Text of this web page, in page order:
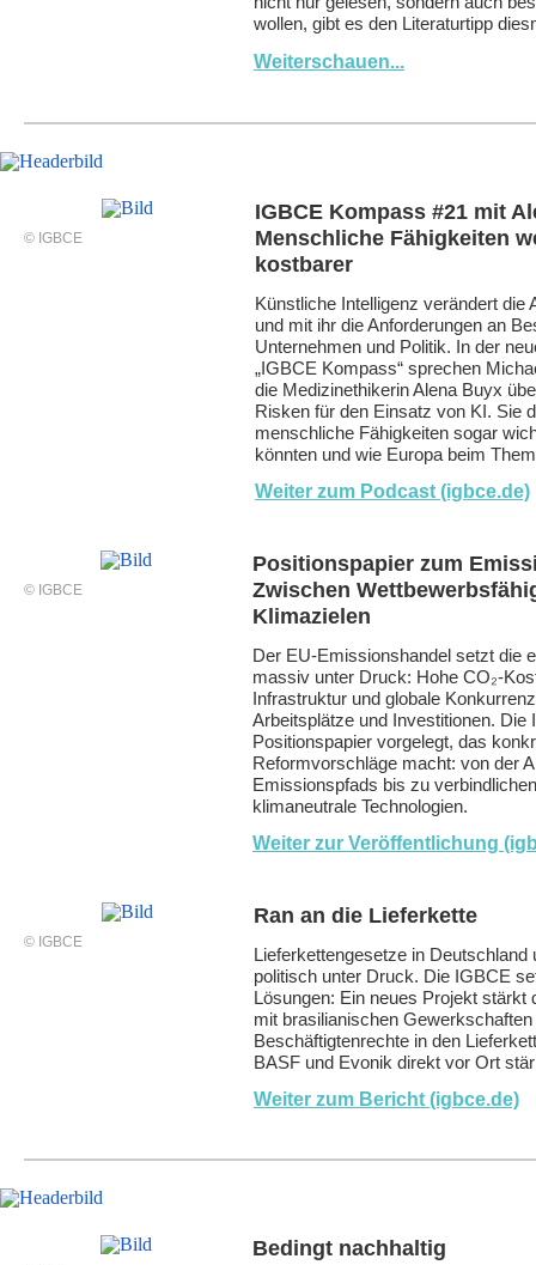
wollen, gibt es den Literaturtipp
Weiterschauen...
© IGBCE
IGBCE Kompass #21 mit
Menschliche Fähigkeiten
kostbarer
Künstliche Intelligenz verändert die
und mit ihr die Anforderungen an
Unternehmen und Politik. In der
„IGBCE Kompass“ sprechen
die Medizinethikerin Alena Buyx
Risken für den Einsatz von KI. Sie
menschliche Fähigkeiten sogar
könnten und wie Europa beim
Weiter zum Podcast (igbce.de)
© IGBCE
Positionspapier zum
Zwischen
Klimazielen
Der EU-Emissionshandel setzt die
massiv unter Druck: Hohe CO₂-
Infrastruktur und globale
Arbeitsplätze und Investitionen. Die
Positionspapier vorgelegt, das
Reformvorschläge macht: von der
Emissionspfads bis zu
klimaneutrale Technologien.
Weiter zur Veröffentlichung
© IGBCE
Ran an die Lieferkette
Lieferkettengesetze in Deutschland
politisch unter Druck. Die IGBCE
Lösungen: Ein neues Projekt stärkt
mit brasilianischen
Beschäftigtenrechte in den
BASF und Evonik direkt vor Ort
Weiter zum Bericht (igbce.de)
Bedingt nachhaltig